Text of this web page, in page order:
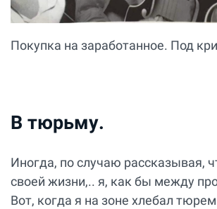
Покупка на заработанное. Под
В тюрьму.
Иногда, по случаю рассказывая,
своей жизни,.. я, как бы между
Вот, когда я на зоне хлебал